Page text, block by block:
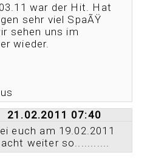
war der Hit. Hat
sehr viel SpaÃŸ
sehen uns im
wieder.
21.02.2011 07:40
euch am 19.02.2011
weiter so...........